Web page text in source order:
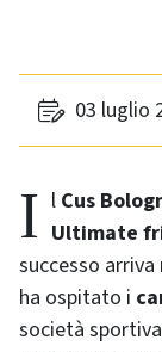
03 luglio
Il Cus
Ultimate
successo
ha ospitato i
società